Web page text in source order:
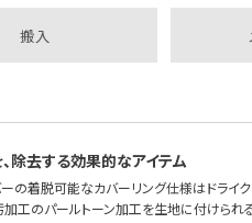
搬入
除去する効果的なアイテム
ーの着脱可能なカバーリング仕様はドラ
工のパールトーン加工を生地に付けられ